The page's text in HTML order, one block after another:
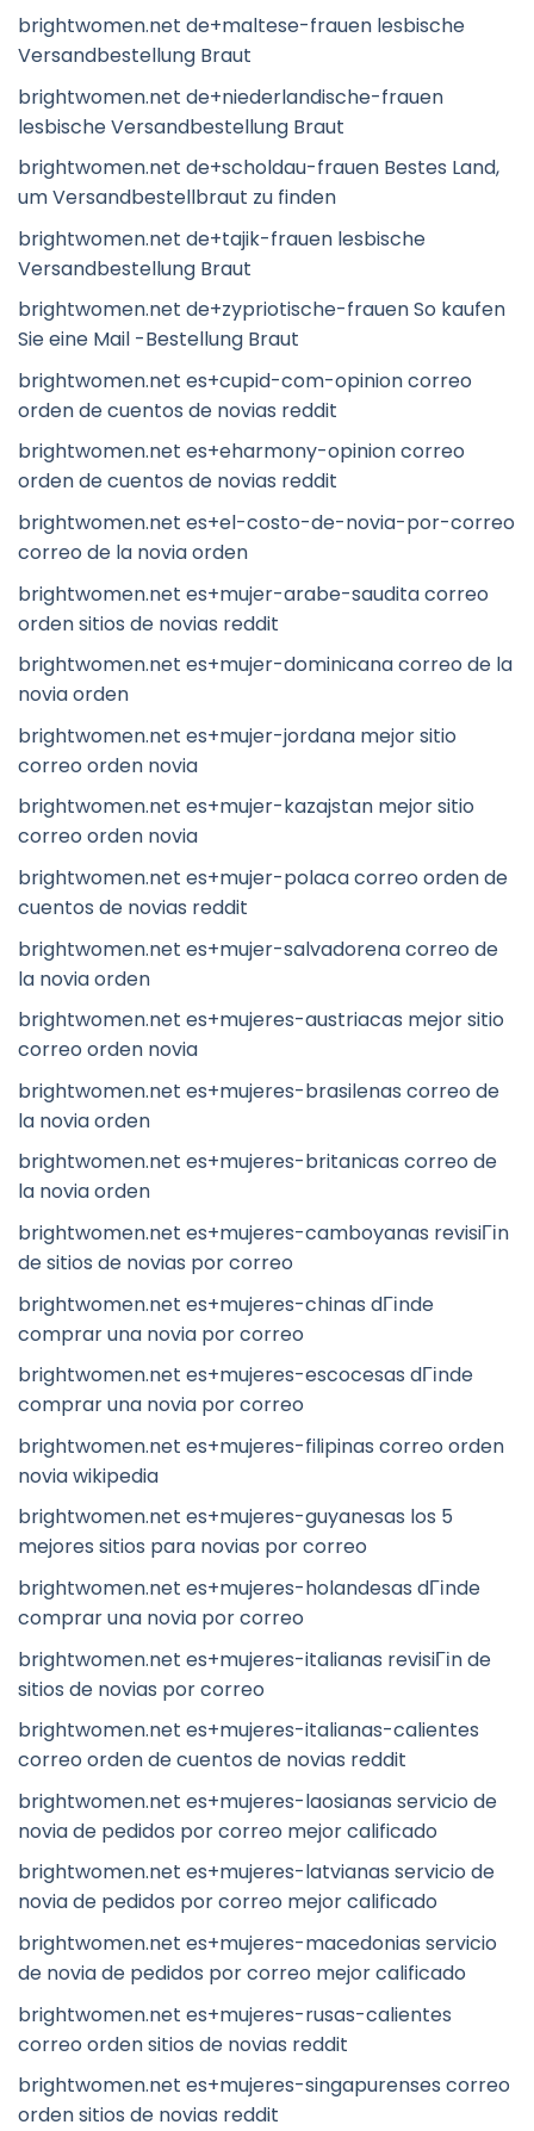
brightwomen.net de+maltese-frauen lesbische
Versandbestellung Braut
brightwomen.net de+niederlandische-frauen
lesbische Versandbestellung Braut
brightwomen.net de+scholdau-frauen Bestes Land,
um Versandbestellbraut zu finden
brightwomen.net de+tajik-frauen lesbische
Versandbestellung Braut
brightwomen.net de+zypriotische-frauen So kaufen
Sie eine Mail -Bestellung Braut
brightwomen.net es+cupid-com-opinion correo
orden de cuentos de novias reddit
brightwomen.net es+eharmony-opinion correo
orden de cuentos de novias reddit
brightwomen.net es+el-costo-de-novia-por-correo
correo de la novia orden
brightwomen.net es+mujer-arabe-saudita correo
orden sitios de novias reddit
brightwomen.net es+mujer-dominicana correo de la
novia orden
brightwomen.net es+mujer-jordana mejor sitio
correo orden novia
brightwomen.net es+mujer-kazajstan mejor sitio
correo orden novia
brightwomen.net es+mujer-polaca correo orden de
cuentos de novias reddit
brightwomen.net es+mujer-salvadorena correo de
la novia orden
brightwomen.net es+mujeres-austriacas mejor sitio
correo orden novia
brightwomen.net es+mujeres-brasilenas correo de
la novia orden
brightwomen.net es+mujeres-britanicas correo de
la novia orden
brightwomen.net es+mujeres-camboyanas revisiГіn
de sitios de novias por correo
brightwomen.net es+mujeres-chinas dГіnde
comprar una novia por correo
brightwomen.net es+mujeres-escocesas dГіnde
comprar una novia por correo
brightwomen.net es+mujeres-filipinas correo orden
novia wikipedia
brightwomen.net es+mujeres-guyanesas los 5
mejores sitios para novias por correo
brightwomen.net es+mujeres-holandesas dГіnde
comprar una novia por correo
brightwomen.net es+mujeres-italianas revisiГіn de
sitios de novias por correo
brightwomen.net es+mujeres-italianas-calientes
correo orden de cuentos de novias reddit
brightwomen.net es+mujeres-laosianas servicio de
novia de pedidos por correo mejor calificado
brightwomen.net es+mujeres-latvianas servicio de
novia de pedidos por correo mejor calificado
brightwomen.net es+mujeres-macedonias servicio
de novia de pedidos por correo mejor calificado
brightwomen.net es+mujeres-rusas-calientes
correo orden sitios de novias reddit
brightwomen.net es+mujeres-singapurenses correo
orden sitios de novias reddit